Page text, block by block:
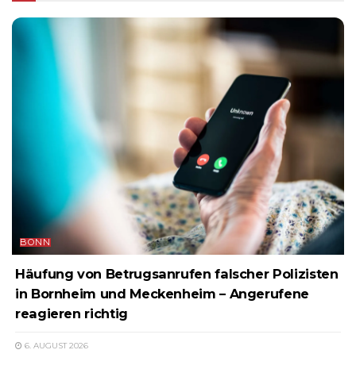
BONN
Häufung von Betrugsanrufen falscher Polizisten
in Bornheim und Meckenheim – Angerufene
reagieren richtig
6. AUGUST 2026